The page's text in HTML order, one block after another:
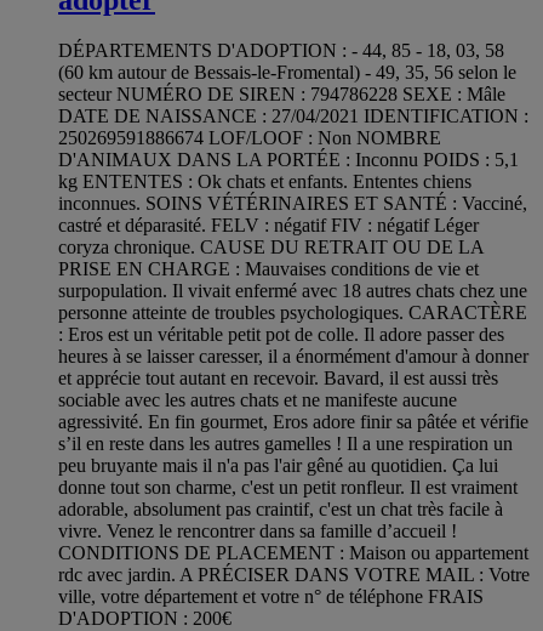
DÉPARTEMENTS D'ADOPTION : - 44, 85 - 18, 03, 58
(60 km autour de Bessais-le-Fromental) - 49, 35, 56 selon le
secteur NUMÉRO DE SIREN : 794786228 SEXE : Mâle
DATE DE NAISSANCE : 27/04/2021 IDENTIFICATION :
250269591886674 LOF/LOOF : Non NOMBRE
D'ANIMAUX DANS LA PORTÉE : Inconnu POIDS : 5,1
kg ENTENTES : Ok chats et enfants. Ententes chiens
inconnues. SOINS VÉTÉRINAIRES ET SANTÉ : Vacciné,
castré et déparasité. FELV : négatif FIV : négatif Léger
coryza chronique. CAUSE DU RETRAIT OU DE LA
PRISE EN CHARGE : Mauvaises conditions de vie et
surpopulation. Il vivait enfermé avec 18 autres chats chez une
personne atteinte de troubles psychologiques. CARACTÈRE
: Eros est un véritable petit pot de colle. Il adore passer des
heures à se laisser caresser, il a énormément d'amour à donner
et apprécie tout autant en recevoir. Bavard, il est aussi très
sociable avec les autres chats et ne manifeste aucune
agressivité. En fin gourmet, Eros adore finir sa pâtée et vérifie
s’il en reste dans les autres gamelles ! Il a une respiration un
peu bruyante mais il n'a pas l'air gêné au quotidien. Ça lui
donne tout son charme, c'est un petit ronfleur. Il est vraiment
adorable, absolument pas craintif, c'est un chat très facile à
vivre. Venez le rencontrer dans sa famille d’accueil !
CONDITIONS DE PLACEMENT : Maison ou appartement
rdc avec jardin. A PRÉCISER DANS VOTRE MAIL : Votre
ville, votre département et votre n° de téléphone FRAIS
D'ADOPTION : 200€